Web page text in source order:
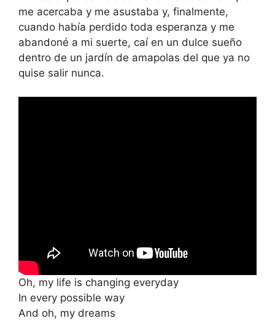
me acercaba y me asustaba y, finalmente,
cuando había perdido toda esperanza y me
abandoné a mi suerte, caí en un dulce sueño
dentro de un jardín de amapolas del que ya no
quise salir nunca.
Oh, my life is changing everyday
In every possible way
And oh, my dreams